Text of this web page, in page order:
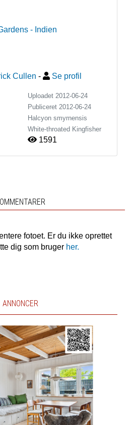
- Indien
Cullen - Se profil
Uploadet 2012-06-24
Publiceret 2012-06-24
Halcyon smyrnensis
White-throated Kingfisher
1591
fotoet. Er du ikke oprettet
dig som bruger her.
ANNONCER